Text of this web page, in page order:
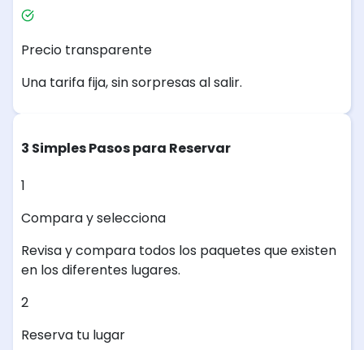
Precio transparente
Una tarifa fija, sin sorpresas al salir.
3 Simples Pasos para Reservar
1
Compara y selecciona
Revisa y compara todos los paquetes que existen
en los diferentes lugares.
2
Reserva tu lugar